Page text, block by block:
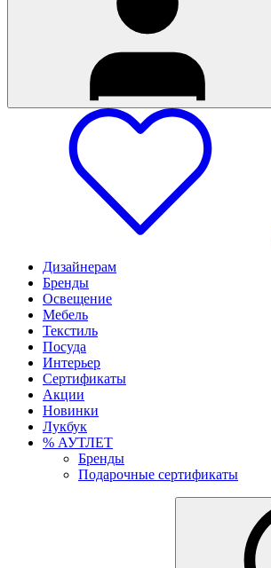
Дизайнерам
Бренды
Освещение
Мебель
Текстиль
Посуда
Интерьер
Сертификаты
Акции
Новинки
Лукбук
% АУТЛЕТ
Бренды
Подарочные сертификаты